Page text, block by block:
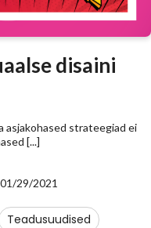
disaini
asjakohased strateegiad ei
[...]
01/29/2021
Teadusuudised